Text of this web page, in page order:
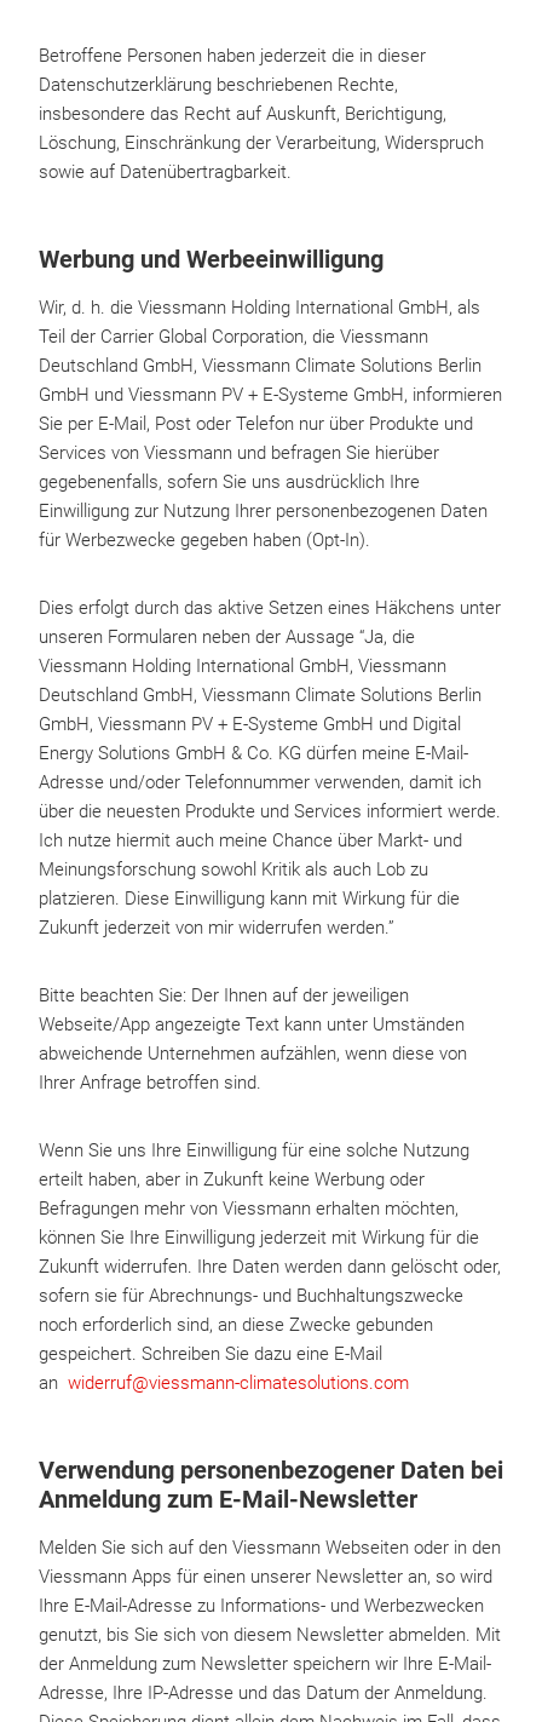
Betroffene Personen haben jederzeit die in dieser
Datenschutzerklärung beschriebenen Rechte,
insbesondere das Recht auf Auskunft, Berichtigung,
Löschung, Einschränkung der Verarbeitung, Widerspruch
sowie auf Datenübertragbarkeit.
Werbung und Werbeeinwilligung
Wir, d. h. die Viessmann Holding International GmbH, als
Teil der Carrier Global Corporation, die Viessmann
Deutschland GmbH, Viessmann Climate Solutions Berlin
GmbH und Viessmann PV + E-Systeme GmbH, informieren
Sie per E-Mail, Post oder Telefon nur über Produkte und
Services von Viessmann und befragen Sie hierüber
gegebenenfalls, sofern Sie uns ausdrücklich Ihre
Einwilligung zur Nutzung Ihrer personenbezogenen Daten
für Werbezwecke gegeben haben (Opt-In).
Dies erfolgt durch das aktive Setzen eines Häkchens unter
unseren Formularen neben der Aussage “Ja, die
Viessmann Holding International GmbH, Viessmann
Deutschland GmbH, Viessmann Climate Solutions Berlin
GmbH, Viessmann PV + E-Systeme GmbH und Digital
Energy Solutions GmbH & Co. KG dürfen meine E-Mail-
Adresse und/oder Telefonnummer verwenden, damit ich
über die neuesten Produkte und Services informiert werde.
Ich nutze hiermit auch meine Chance über Markt- und
Meinungsforschung sowohl Kritik als auch Lob zu
platzieren. Diese Einwilligung kann mit Wirkung für die
Zukunft jederzeit von mir widerrufen werden.”
Bitte beachten Sie: Der Ihnen auf der jeweiligen
Webseite/App angezeigte Text kann unter Umständen
abweichende Unternehmen aufzählen, wenn diese von
Ihrer Anfrage betroffen sind.
Wenn Sie uns Ihre Einwilligung für eine solche Nutzung
erteilt haben, aber in Zukunft keine Werbung oder
Befragungen mehr von Viessmann erhalten möchten,
können Sie Ihre Einwilligung jederzeit mit Wirkung für die
Zukunft widerrufen. Ihre Daten werden dann gelöscht oder,
sofern sie für Abrechnungs- und Buchhaltungszwecke
noch erforderlich sind, an diese Zwecke gebunden
gespeichert. Schreiben Sie dazu eine E-Mail
an widerruf@viessmann-climatesolutions.com
Verwendung personenbezogener Daten bei
Anmeldung zum E-Mail-Newsletter
Melden Sie sich auf den Viessmann Webseiten oder in den
Viessmann Apps für einen unserer Newsletter an, so wird
Ihre E-Mail-Adresse zu Informations- und Werbezwecken
genutzt, bis Sie sich von diesem Newsletter abmelden. Mit
der Anmeldung zum Newsletter speichern wir Ihre E-Mail-
Adresse, Ihre IP-Adresse und das Datum der Anmeldung.